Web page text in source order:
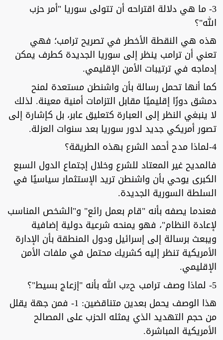
3- ما هي دلالة اقتراحه أن تتولى سوريا "أمر حزب
الله"؟
هذه هي النقطة الأخطر في تصريح ترامب؛ فهي
تعني أن ترامب ينظر إلى سوريا الجديدة كطرف يمكن
إدماجه في ترتيبات الأمن الإقليمي.
كما أنها تحمل رسالة بأن واشنطن مستعدة لمنح
دمشق دورًا إقليميًا مقابل التزامات أمنية معينة. لذلك
لا ينبغي النظر إلى العبارة كتعليق عابر، بل كإشارة إلى
تصور أمريكي جديد لدور سوريا بعد سنوات العزلة.
4-لماذا مدح أحمد الشرع بهذه الطريقة؟
فالمديح غير المعتاد للشرع وخلال إجتماع الدول السبع
الكبرى يوحي بأن واشنطن تريد الإستثمار سياسيًا في
السلطة السورية الجديدة.
فعندما يصفه بأنه "قام بعمل رائع" و"الشخص المناسب
لإعادة النظام"، فهو يمنحه شرعية دولية إضافية
ويبعث برسالة إلى إسرائيل ودول المنطقة بأن الإدارة
الأمريكية تنظر إليه كشريك محتمل في ملفات الأمن
الإقليمي.
5- لماذا وصف ترامب حzب الله بأنه "إزعاج بسيط"؟
هذا الوصف يحمل بعدين متناقضين: 1- فمن جهة يقلل
من حجم التهديد الذي يمثله الحزب على المصالح
الأمريكية المباشرة.